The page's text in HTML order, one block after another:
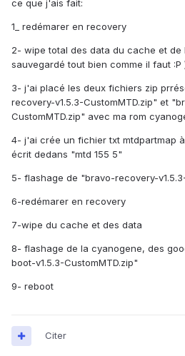
ce que j'ais fait:
1_ redémarer en recovery
2- wipe total des data du cache et de
sauvegardé tout bien comme il faut :P
3- j'ai placé les deux fichiers zip
recovery-v1.5.3-CustomMTD.zip" et
CustomMTD.zip" avec ma rom
4- j'ai crée un fichier txt mtdpartmap
écrit dedans "mtd 155 5"
5- flashage de "bravo-recovery-
6-redémarer en recovery
7-wipe du cache et des data
8- flashage de la cyanogene, des
boot-v1.5.3-CustomMTD.zip"
9- reboot
Citer